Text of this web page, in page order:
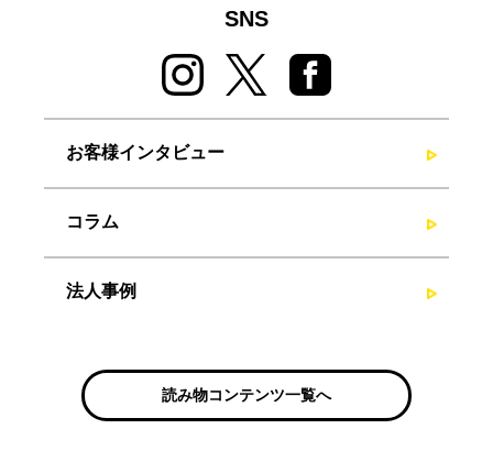
SNS
お客様インタビュー
コラム
法人事例
読み物コンテンツ一覧へ